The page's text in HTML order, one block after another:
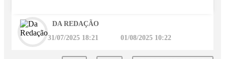
DA REDAÇÃO
31/07/2025 18:21 01/08/2025 10:22